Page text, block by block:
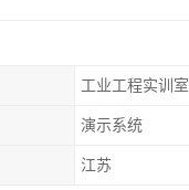
工业工程实训室
演示系统
江苏